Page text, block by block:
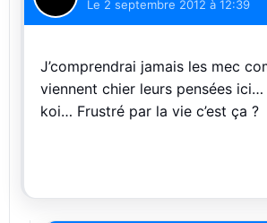
Le 2 septembre 2012 à 12:39
J’comprendrai jamais les mec
viennent chier leurs pensées
koi… Frustré par la vie c’est ça ?